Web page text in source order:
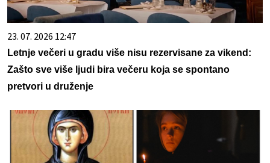
23. 07. 2026 12:47
Letnje večeri u gradu više nisu rezervisane za vikend:
Zašto sve više ljudi bira večeru koja se spontano
pretvori u druženje